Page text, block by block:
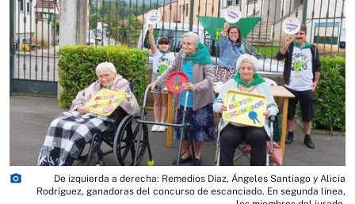
photo_camera
De izquierda a derecha: Remedios Díaz, Ángeles Santiago y Alicia
Rodríguez, ganadoras del concurso de escanciado. En segunda línea,